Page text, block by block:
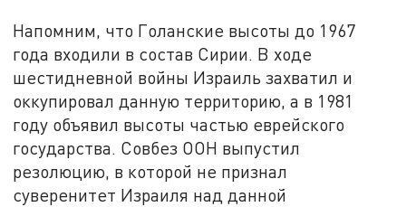
Напомним, что Голанские высоты до 1967
года входили в состав Сирии. В ходе
шестидневной войны Израиль захватил и
оккупировал данную территорию, а в 1981
году объявил высоты частью еврейского
государства. Совбез ООН выпустил
резолюцию, в которой не признал
суверенитет Израиля над данной